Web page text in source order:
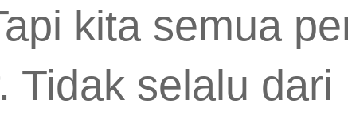
kita semua
Tidak selalu dari